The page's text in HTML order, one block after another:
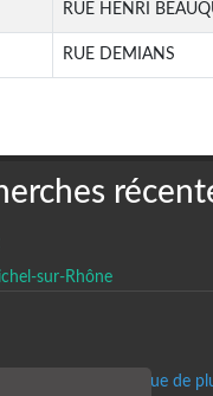
RUE HENRI
RUE DEMIANS
sur-Rhône
Un historique de